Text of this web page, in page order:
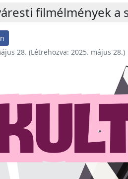
filmélmények a
28. (Létrehozva: 2025. május 28.)